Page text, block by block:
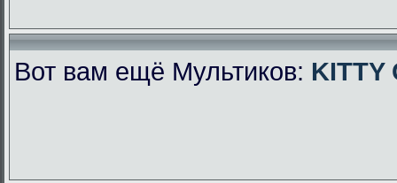
Вот вам ещё Мультиков: KITTY